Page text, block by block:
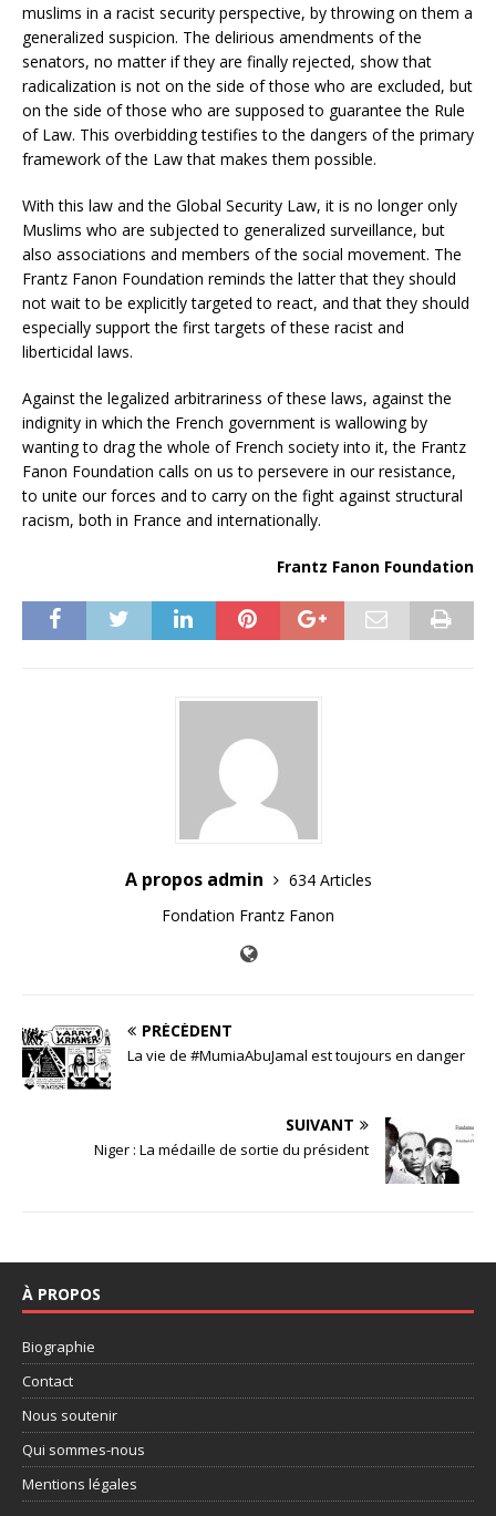
muslims in a racist security perspective, by throwing on them a
generalized suspicion. The delirious amendments of the
senators, no matter if they are finally rejected, show that
radicalization is not on the side of those who are excluded, but
on the side of those who are supposed to guarantee the Rule
of Law. This overbidding testifies to the dangers of the primary
framework of the Law that makes them possible.
With this law and the Global Security Law, it is no longer only
Muslims who are subjected to generalized surveillance, but
also associations and members of the social movement. The
Frantz Fanon Foundation reminds the latter that they should
not wait to be explicitly targeted to react, and that they should
especially support the first targets of these racist and
liberticidal laws.
Against the legalized arbitrariness of these laws, against the
indignity in which the French government is wallowing by
wanting to drag the whole of French society into it, the Frantz
Fanon Foundation calls on us to persevere in our resistance,
to unite our forces and to carry on the fight against structural
racism, both in France and internationally.
Frantz Fanon Foundation
A propos admin
634 Articles
Fondation Frantz Fanon
PRÉCÉDENT
La vie de #MumiaAbuJamal est toujours en danger
SUIVANT
Niger : La médaille de sortie du président
À PROPOS
Biographie
Contact
Nous soutenir
Qui sommes-nous
Mentions légales